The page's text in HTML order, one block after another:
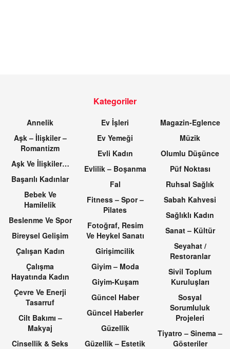
Kategoriler
Annelik
Aşk – İlişkiler –
Romantizm
Aşk Ve İlişkiler…
Başarılı Kadınlar
Bebek Ve
Hamilelik
Beslenme Ve Spor
Bireysel Gelişim
Çalışan Kadın
Çalışma
Hayatında Kadın
Çevre Ve Enerji
Tasarruf
Cilt Bakımı –
Makyaj
Cinsellik & Seks
Ev İşleri
Ev Yemeği
Evli Kadın
Evlilik – Boşanma
Fal
Fitness – Spor –
Pilates
Fotoğraf, Resim
Ve Heykel Sanatı
Girişimcilik
Giyim – Moda
Giyim-Kuşam
Güncel Haber
Güncel Haberler
Güzellik
Güzellik – Estetik
Magazin-Eglence
Müzik
Olumlu Düşünce
Püf Noktası
Ruhsal Sağlık
Sabah Kahvesi
Sağlıklı Kadın
Sanat – Kültür
Seyahat /
Restoranlar
Sivil Toplum
Kuruluşları
Sosyal
Sorumluluk
Projeleri
Tiyatro – Sinema –
Gösteriler